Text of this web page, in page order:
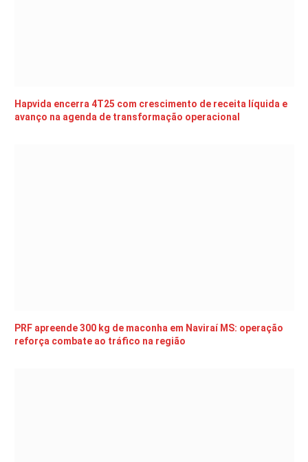
Hapvida encerra 4T25 com crescimento de receita líquida e
avanço na agenda de transformação operacional
PRF apreende 300 kg de maconha em Naviraí MS: operação
reforça combate ao tráfico na região